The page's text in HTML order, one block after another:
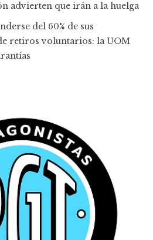
advierten que irán a la huelga
del 60% de sus
retiros voluntarios: la UOM